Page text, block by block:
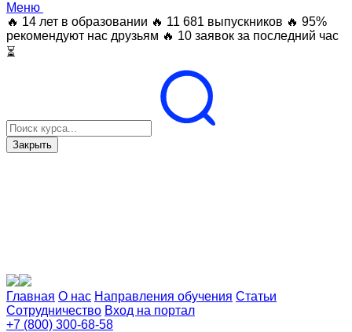
Меню
🔥 14 лет в образовании 🔥 11 681 выпускников 🔥 95%
рекомендуют нас друзьям 🔥 10 заявок за последний час
⏳
Закрыть
Главная О нас Направления обучения Статьи
Сотрудничество Вход на портал
+7 (800) 300-68-58